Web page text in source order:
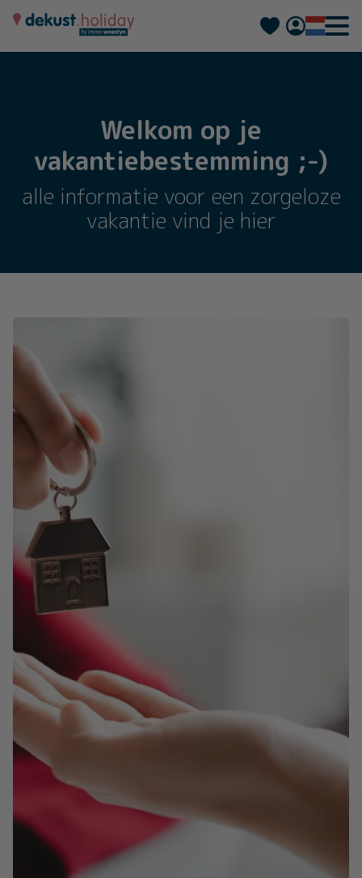
Français
Welkom op je
vakantiebestemming ;-)
alle informatie voor een zorgeloze
vakantie vind je hier